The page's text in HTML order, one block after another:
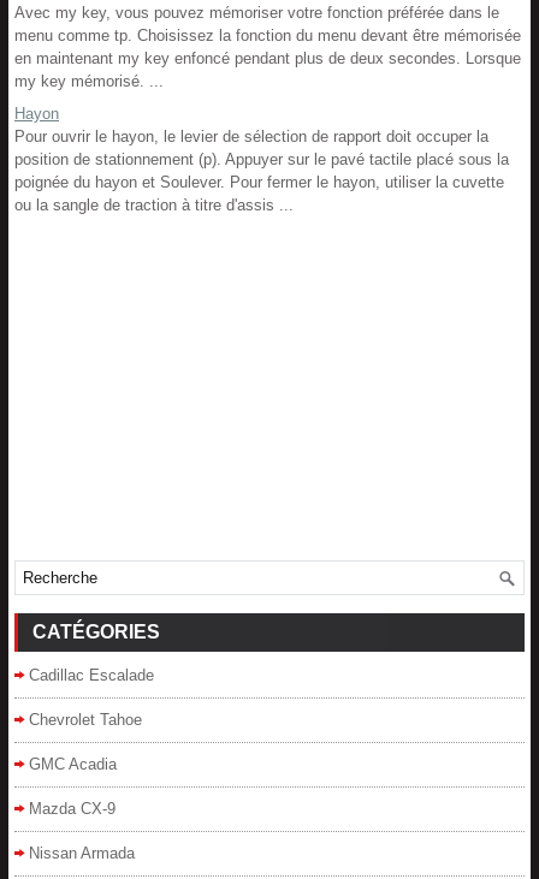
Avec my key, vous pouvez mémoriser votre fonction préférée dans le
menu comme tp. Choisissez la fonction du menu devant être mémorisée
en maintenant my key enfoncé pendant plus de deux secondes. Lorsque
my key mémorisé. ...
Hayon
Pour ouvrir le hayon, le levier de sélection de rapport doit occuper la
position de stationnement (p). Appuyer sur le pavé tactile placé sous la
poignée du hayon et Soulever. Pour fermer le hayon, utiliser la cuvette
ou la sangle de traction à titre d'assis ...
CATÉGORIES
Cadillac Escalade
Chevrolet Tahoe
GMC Acadia
Mazda CX-9
Nissan Armada